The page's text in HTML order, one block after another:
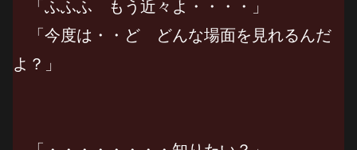
「ふふふ もう近々よ・・・・」
「今度は・・ど どんな場面を見れるんだ
よ？」